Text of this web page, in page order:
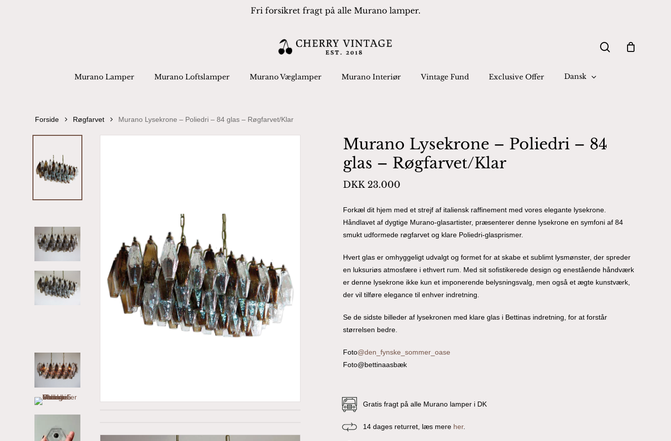
Fri forsikret fragt på alle Murano lamper.
Murano Lamper Murano Loftslamper Murano Væglamper Murano Interiør Vintage Fund Exclusive Offer Dansk
Forside Røgfarvet Murano Lysekrone – Poliedri – 84 glas – Røgfarvet/Klar
Murano Lysekrone – Poliedri – 84
glas – Røgfarvet/Klar
DKK23.000
Forkæl dit hjem med et strejf af italiensk raffinement med vores elegante lysekrone.
Håndlavet af dygtige Murano-glasartister, præsenterer denne lysekrone en symfoni af 84
smukt udformede røgfarvet og klare Poliedri-glasprismer.
Hvert glas er omhyggeligt udvalgt og formet for at skabe et sublimt lysmønster, der spreder
en luksuriøs atmosfære i ethvert rum. Med sit sofistikerede design og enestående håndværk
er denne lysekrone ikke kun et imponerende belysningsvalg, men også et ægte kunstværk,
der vil tilføre elegance til enhver indretning.
Se de sidste billeder af lysekronen med klare glas i Bettinas indretning, for at forstår
størrelsen bedre.
Foto@den_fynske_sommer_oase
Foto@bettinaasbæk
Gratis fragt på alle Murano lamper i DK
14 dages returret, læs mere her.